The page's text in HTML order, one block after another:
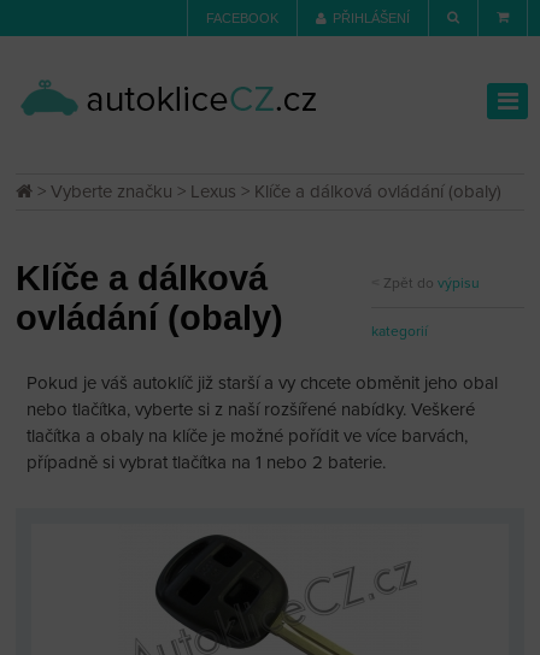
FACEBOOK PŘIHLÁŠENÍ
>Vyberte značku > Lexus > Klíče a dálková ovládání (obaly)
Zpět dovýpisu
kategorií
Klíče a dálková
ovládání (obaly)
Pokud je váš autoklíč již starší a vy chcete obměnit jeho obal
nebo tlačítka, vyberte si z naší rozšířené nabídky. Veškeré
tlačítka a obaly na klíče je možné pořídit ve více barvách,
případně si vybrat tlačítka na 1 nebo 2 baterie.